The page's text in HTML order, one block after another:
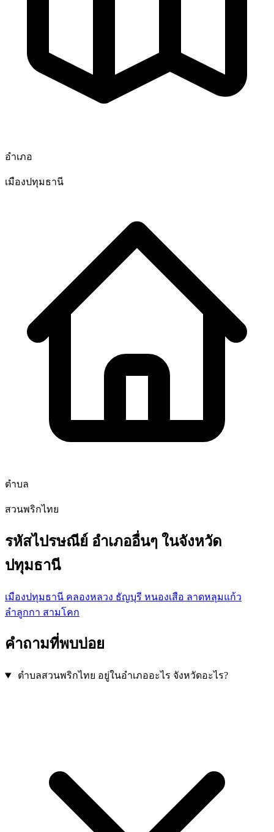
อำเภอ
เมืองปทุมธานี
ตำบล
สวนพริกไทย
รหัสไปรษณีย์ อำเภออื่นๆ ในจังหวัด
ปทุมธานี
เมืองปทุมธานี คลองหลวง ธัญบุรี หนองเสือ ลาดหลุมแก้ว
ลำลูกกา สามโคก
คำถามที่พบบ่อย
ตำบลสวนพริกไทย อยู่ในอำเภออะไร จังหวัดอะไร?